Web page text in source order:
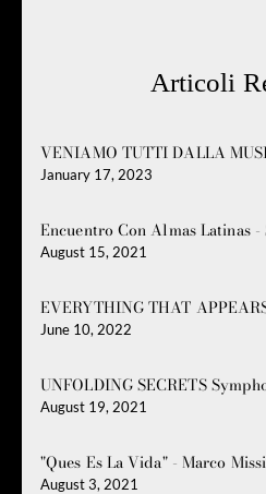
Articoli
VENIAMO TUTTI DALLA
January 17, 2023
Encuentro Con Almas Latinas -
August 15, 2021
EVERYTHING THAT
June 10, 2022
UNFOLDING SECRETS
August 19, 2021
"Ques Es La Vida" - Marco
August 3, 2021